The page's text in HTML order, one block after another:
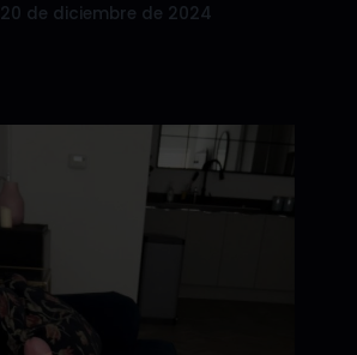
20 de diciembre de 2024